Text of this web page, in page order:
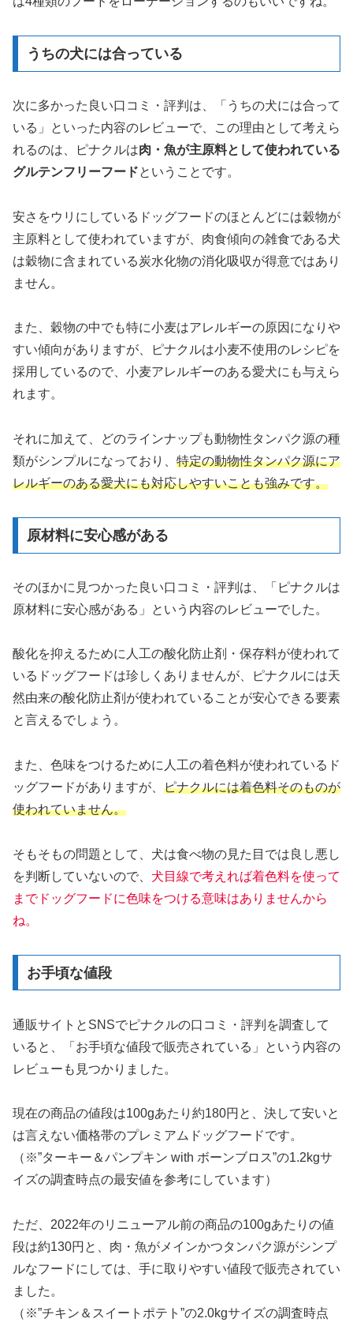
うちの犬には合っている
次に多かった良い口コミ・評判は、「うちの犬には合って
いる」といった内容のレビューで、この理由として考えら
れるのは、ピナクルは肉・魚が主原料として使われている
グルテンフリーフードということです。
安さをウリにしているドッグフードのほとんどには穀物が
主原料として使われていますが、肉食傾向の雑食である犬
は穀物に含まれている炭水化物の消化吸収が得意ではあり
ません。
また、穀物の中でも特に小麦はアレルギーの原因になりや
すい傾向がありますが、ピナクルは小麦不使用のレシピを
採用しているので、小麦アレルギーのある愛犬にも与えら
れます。
それに加えて、どのラインナップも動物性タンパク源の種
類がシンプルになっており、 特定の動物性タンパク源にア
レルギーのある愛犬にも対応しやすいことも強みです。
原材料に安心感がある
そのほかに見つかった良い口コミ・評判は、「ピナクルは
原材料に安心感がある」という内容のレビューでした。
酸化を抑えるために人工の酸化防止剤・保存料が使われて
いるドッグフードは珍しくありませんが、ピナクルには天
然由来の酸化防止剤が使われていることが安心できる要素
と言えるでしょう。
また、色味をつけるために人工の着色料が使われているド
ッグフードがありますが、 ピナクルには着色料そのものが
使われていません。
そもそもの問題として、犬は食べ物の見た目では良し悪し
を判断していないので、 犬目線で考えれば着色料を使って
までドッグフードに色味をつける意味はありませんから
ね。
お手頃な値段
通販サイトとSNSでピナクルの口コミ・評判を調査して
いると、「お手頃な値段で販売されている」という内容の
レビューも見つかりました。
現在の商品の値段は100gあたり約180円と、決して安いと
は言えない価格帯のプレミアムドッグフードです。
（※”ターキー＆パンプキン with ボーンブロス”の1.2kgサ
イズの調査時点の最安値を参考にしています）
ただ、2022年のリニューアル前の商品の100gあたりの値
段は約130円と、肉・魚がメインかつタンパク源がシンプ
ルなフードにしては、手に取りやすい値段で販売されてい
ました。
（※”チキン＆スイートポテト”の2.0kgサイズの調査時点